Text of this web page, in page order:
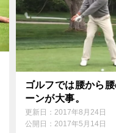
ゴルフでは腰から
ーンが大事。
更新日： 2017年8月24日
公開日： 2017年5月14日